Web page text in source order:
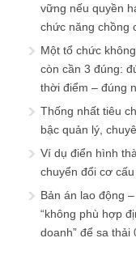
vững nếu quyền
chức năng chồng
Một tổ chức
còn cần 3 đúng:
thời điểm – đúng
Thống nhất tiêu
bậc quản lý,
Ví dụ điển hình
chuyển đổi cơ
Bản án lao động
“không phù hợp
doanh” để sa thải